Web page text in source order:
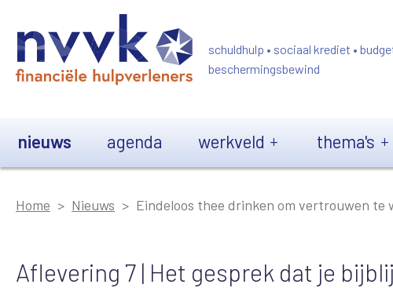
schuldhulp • sociaal krediet •
beschermingsbewind
nieuws agenda werkveld thema's
Home Nieuws Eindeloos thee drinken om vertrouwen te
Aflevering 7 | Het gesprek dat je